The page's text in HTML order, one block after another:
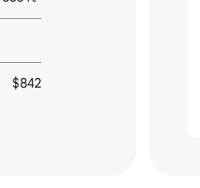
$842